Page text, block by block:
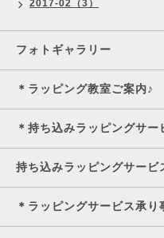
2017-02（3）
フォトギャラリー
＊ラッピング教室ご案内♪
＊持ち込みラッピングサー
持ち込みラッピングサービ
＊ラッピングサービス承